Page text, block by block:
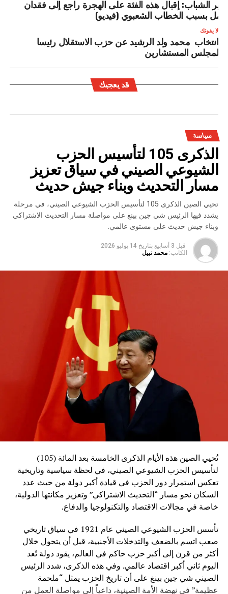
الشباب: إقبال هذه الفئة على الهجرة راجع إلى فقدان
بسبب الخطاب الشعبوي (فيديو)
لا يفوتك
انتخاب محمد ولد الرشيد عن حزب الاستقلال رئيسا
لمجلس المستشارين
قد يعجبك
سياسة
الذكرى 105 لتأسيس الحزب
الشيوعي الصيني في سياق تعزيز
مسار التحديث وبناء جيش حديث
تحيي الصين الذكرى 105 لتأسيس الحزب الشيوعي الصيني، في مرحلة
يشدد فيها الرئيس شي جين بينغ على مواصلة مسار التحديث الاشتراكي
وبناء جيش حديث على مستوى عالمي.
قبل 3 أسابيع بتاريخ 14 يوليو 2026
الكاتب: محمد نبيل
تُحيي الصين هذه الأيام الذكرى الخامسة بعد المائة (105)
لتأسيس الحزب الشيوعي الصيني، في لحظة سياسية وتاريخية
تعكس استمرار دور الحزب في قيادة أكبر دولة من حيث عدد
السكان نحو مسار “التحديث الاشتراكي” وتعزيز مكانتها الدولية،
خاصة في مجالات الاقتصاد والتكنولوجيا والدفاع.
تأسس الحزب الشيوعي الصيني عام 1921 في سياق تاريخي
صعب اتسم بالضعف والتدخلات الأجنبية، قبل أن يتحول خلال
أكثر من قرن إلى أكبر حزب حاكم في العالم، يقود دولة تُعد
اليوم ثاني أكبر اقتصاد عالمي. وفي هذه الذكرى، شدد الرئيس
الصيني شي جين بينغ على أن تاريخ الحزب يمثل “ملحمة
عظيمة” في نهضة الأمة الصينية، داعياً إلى مواصلة العمل من